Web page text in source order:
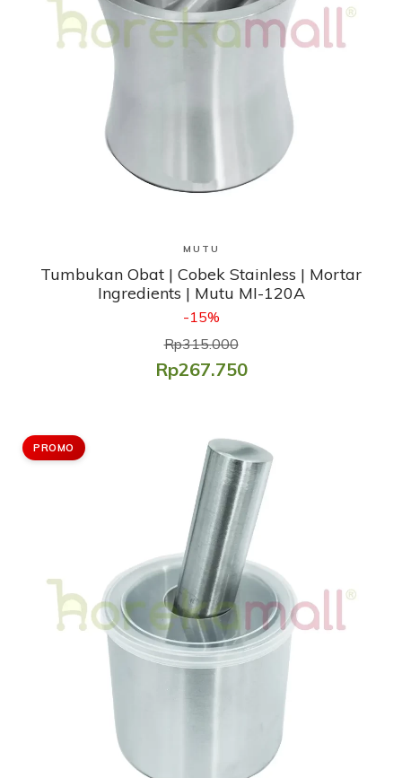
Lihat Produk
MUTU
Tumbukan Obat | Cobek Stainless | Mortar
Ingredients | Mutu MI-120A
-15%
Rp315.000
Rp267.750
PROMO